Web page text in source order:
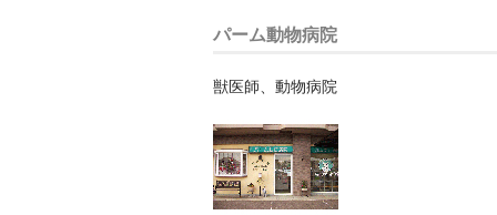
パーム動物病院
獣医師、動物病院